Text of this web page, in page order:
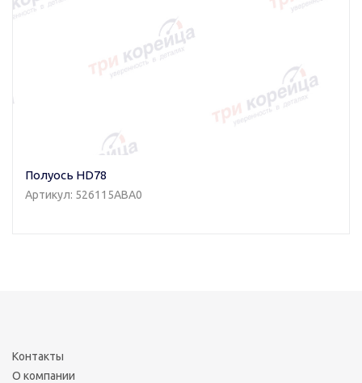
Полуось HD78
Артикул: 526115ABA0
Контакты
О компании